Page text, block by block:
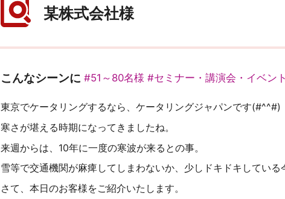
某株式会社様
こんなシーンに #51～80名様 #セミナー・講演会・イベント
東京でケータリングするなら、ケータリングジャパンです(#^^#)
寒さが堪える時期になってきましたね。
来週からは、10年に一度の寒波が来るとの事。
雪等で交通機関が麻痺してしまわないか、少しドキドキしている
さて、本日のお客様をご紹介いたします。